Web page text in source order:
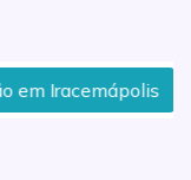
Iracemápolis